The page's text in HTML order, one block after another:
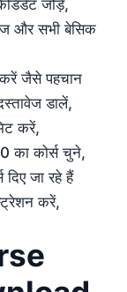
जोड़े,
और सभी बेसिक
करें जैसे पहचान
डालें,
करें,
का कोर्स चुने,
दिए जा रहे हैं
करें,